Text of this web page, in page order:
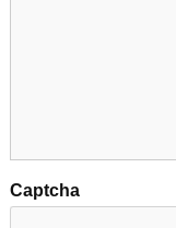
Captcha